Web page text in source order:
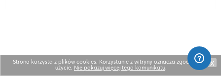
Strona korzysta z plików cookies. Korzystanie z witryny oznacza zgodę na ich
użycie. Nie pokazuj więcej tego komunikatu.
X